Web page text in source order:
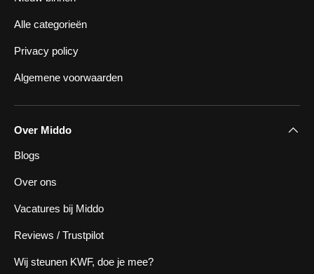
Alle categorieën
Privacy policy
Algemene voorwaarden
Over Middo
Blogs
Over ons
Vacatures bij Middo
Reviews / Trustpilot
Wij steunen KWF, doe je mee?